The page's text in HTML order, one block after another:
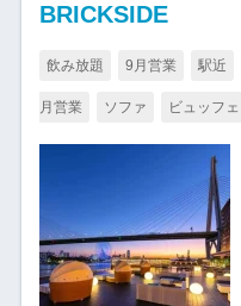
BRICKSIDE
飲み放題 9月営業 駅近
月営業 ソファ ビュッフェ